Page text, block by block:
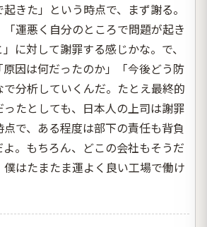
きた」という時点で、まず謝る。
運悪く自分のところで問題が起き
に対して謝罪する感じかな。で、
因は何だったのか」「今後どう防
で分析していくんだ。たとえ最終的
ったとしても、日本人の上司は謝罪
で、ある程度は部下の責任も背負
よ。もちろん、どこの会社もそうだ
僕はたまたま運よく良い工場で働け